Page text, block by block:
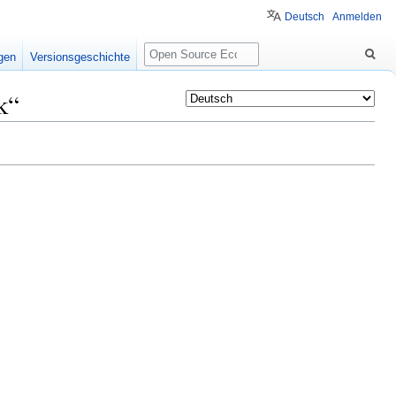
Deutsch Anmelden
Versionsgeschichte
Suche